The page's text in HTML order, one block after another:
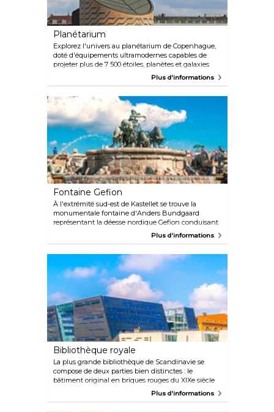
Planétarium
Explorez l'univers au planétarium de Copenhague,
doté d'équipements ultramodernes capables de
projeter plus de 7 500 étoiles, planètes et galaxies
dans son théâtre spatial en forme de dôme. Le
Bien que les films soient narrés en danois, des
écouteurs en anglais sont disponibles à la billetterie.
Plus d'informations
Fontaine Gefion
À l'extrémité sud-est de Kastellet se trouve la
monumentale fontaine d'Anders Bundgaard
représentant la déesse nordique Gefion conduisant
d'imperturbables bœufs. La fontaine a été offerte à
Plus d'informations
Bibliothèque royale
La plus grande bibliothèque de Scandinavie se
compose de deux parties bien distinctes : le
bâtiment original en briques rouges du XIXe siècle
et l'impressionnante extension « Black Diamond »,
Plus d'informations